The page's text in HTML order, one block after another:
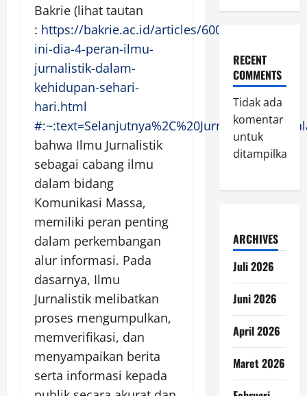
Bakrie (lihat tautan
: https://bakrie.ac.id/articles/600-
ini-dia-4-peran-ilmu-
jurnalistik-dalam-
kehidupan-sehari-
hari.html
bahwa Ilmu Jurnalistik
sebagai cabang ilmu
dalam bidang
Komunikasi Massa,
memiliki peran penting
dalam perkembangan
alur informasi. Pada
dasarnya, Ilmu
Jurnalistik melibatkan
proses mengumpulkan,
memverifikasi, dan
menyampaikan berita
serta informasi kepada
RECENT
COMMENTS
Tidak ada
komentar
untuk
ditampilkan.
ARCHIVES
Juli 2026
Juni 2026
April 2026
Maret 2026